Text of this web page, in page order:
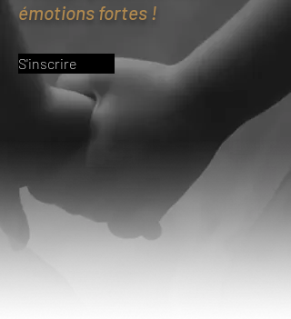
émotions fortes !
S'inscrire